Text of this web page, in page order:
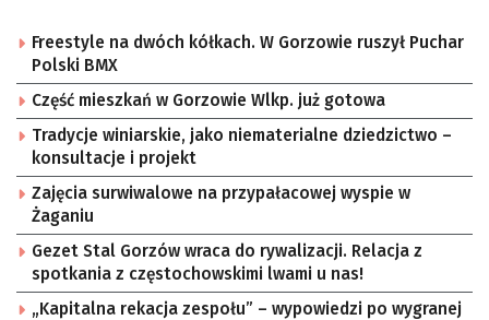
Freestyle na dwóch kółkach. W Gorzowie ruszył Puchar
Polski BMX
Część mieszkań w Gorzowie Wlkp. już gotowa
Tradycje winiarskie, jako niematerialne dziedzictwo –
konsultacje i projekt
Zajęcia surwiwalowe na przypałacowej wyspie w
Żaganiu
Gezet Stal Gorzów wraca do rywalizacji. Relacja z
spotkania z częstochowskimi lwami u nas!
„Kapitalna rekacja zespołu” – wypowiedzi po wygranej